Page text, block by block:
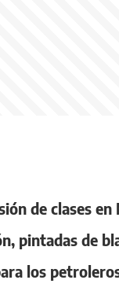
de clases
pintadas de
los